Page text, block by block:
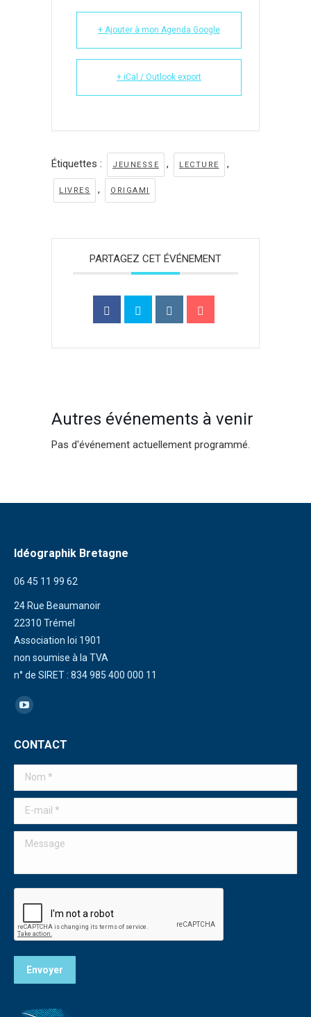
+ Ajouter à mon Agenda Google
+ iCal / Outlook export
Étiquettes : JEUNESSE , LECTURE ,
LIVRES , ORIGAMI
PARTAGEZ CET ÉVÉNEMENT
Autres événements à venir
Pas d'événement actuellement programmé.
Idéographik Bretagne
06 45 11 99 62
24 Rue Beaumanoir
22310 Trémel
Association loi 1901
non soumise à la TVA
n° de SIRET : 834 985 400 000 11
Trouvez nous sur :
La
YouTube
s'ouvre
une
nouvelle
fenêtre
CONTACT
Nom *
E-mail *
Message
Envoyer